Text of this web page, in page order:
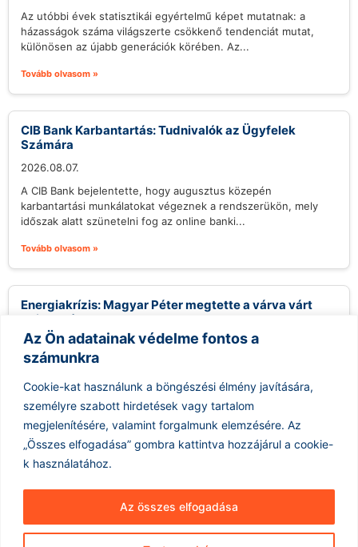
Az Ön adatainak védelme fontos a
számunkra
Cookie-kat használunk a böngészési élmény javítására,
személyre szabott hirdetések vagy tartalom
megjelenítésére, valamint forgalmunk elemzésére. Az
„Összes elfogadása” gombra kattintva hozzájárul a cookie-
k használatához.
Az összes elfogadása
Az utóbbi évek statisztikái egyértelmű képet mutatnak: a
házasságok száma világszerte csökkenő tendenciát mutat,
különösen az újabb generációk körében. Az...
Tovább olvasom »
CIB Bank Karbantartás: Tudnivalók az Ügyfelek
Számára
2026.08.07.
A CIB Bank bejelentette, hogy augusztus közepén
karbantartási munkálatokat végeznek a rendszerükön, mely
időszak alatt szünetelni fog az online banki...
Tovább olvasom »
Energiakrízis: Magyar Péter megtette a várva várt
bejelentést
2026.08.07.
A közelmúltban fokozódó szárazság és az energiapiacok
ingadozásai komoly aggodalmakat szültek Magyarországon,
különösen ami a Paksi Atomerőmű működését illeti. Magyar...
Tovább olvasom »